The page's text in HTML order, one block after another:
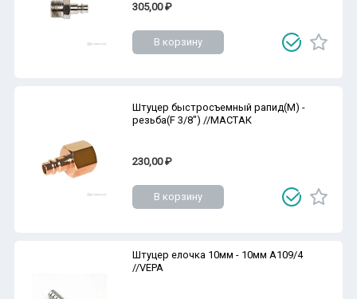
305,00 ₽
В корзину
Штуцер быстросъемный рапид(M) -
резьба(F 3/8") //МАСТАК
230,00 ₽
В корзину
Штуцер елочка 10мм - 10мм A109/4
//VEPA